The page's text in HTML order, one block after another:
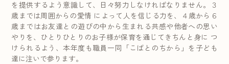
を提供するよう意識して、日々努力しなければなりません。３
歳までは周囲からの愛情 によって人を信じる力を、４歳から６
歳まではお友達との遊びの中から生まれる共感や他者への思い
やりを、ひとりひとりのお子様が保育を通じてきちんと身に つ
けられるよう、本年度も職員一同「こばとのちから」を子ども
達に注いで参ります。